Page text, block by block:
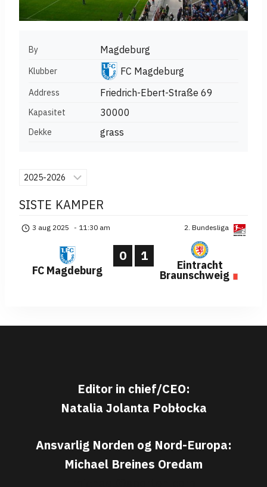
By Magdeburg
Klubber FC Magdeburg
Address Friedrich-Ebert-Straße 69
Kapasitet 30000
Dekke grass
SISTE KAMPER
2. Bundesliga
3 aug 2025 - 11:30 am
FC Magdeburg
0 1
Eintracht
Braunschweig
Editor in chief/CEO:
Natalia Jolanta Pobłocka
Ansvarlig Norden og Nord-Europa:
Michael Breines Oredam